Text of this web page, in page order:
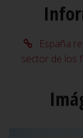
España
sector de los